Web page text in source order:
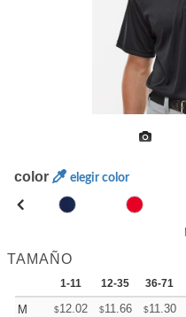
color elegir color
TAMAÑO
1-11 12-35 36-71
M $12.02 $11.66 $11.30